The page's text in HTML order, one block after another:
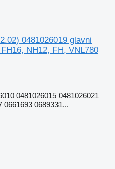
0481026019 glavni
NH12, FH, VNL780
0481026015 0481026021
0661693 0689331...